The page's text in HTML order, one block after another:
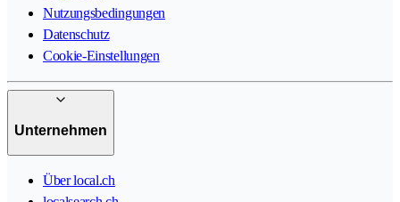
Nutzungsbedingungen
Datenschutz
Cookie-Einstellungen
Unternehmen
Über local.ch